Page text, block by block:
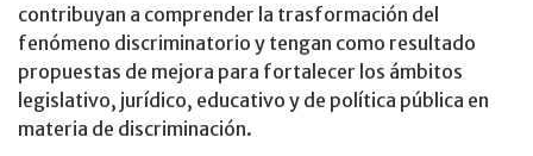
contribuyan a comprender la trasformación del
fenómeno discriminatorio y tengan como resultado
propuestas de mejora para fortalecer los ámbitos
legislativo, jurídico, educativo y de política pública en
materia de discriminación.